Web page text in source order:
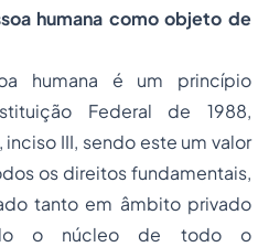
humana como objeto de
humana é um princípio
Federal de 1988,
inciso III, sendo este um valor
os direitos fundamentais,
tanto em âmbito privado
o núcleo de todo o